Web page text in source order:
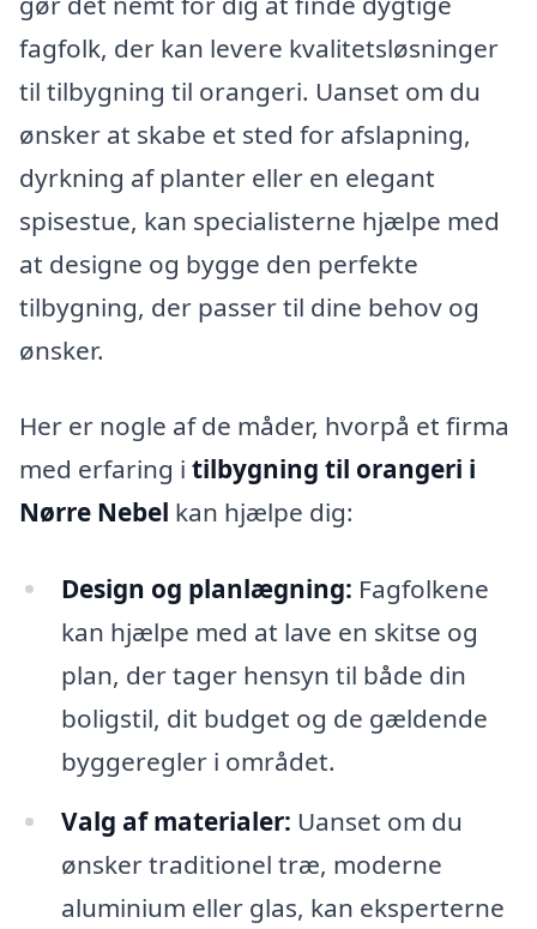
fagfolk, der kan levere kvalitetsløsninger
til tilbygning til orangeri. Uanset om du
ønsker at skabe et sted for afslapning,
dyrkning af planter eller en elegant
spisestue, kan specialisterne hjælpe med
at designe og bygge den perfekte
tilbygning, der passer til dine behov og
ønsker.
Her er nogle af de måder, hvorpå et firma
med erfaring i tilbygning til orangeri i
Nørre Nebel kan hjælpe dig:
Design og planlægning: Fagfolkene
kan hjælpe med at lave en skitse og
plan, der tager hensyn til både din
boligstil, dit budget og de gældende
byggeregler i området.
Valg af materialer: Uanset om du
ønsker traditionel træ, moderne
aluminium eller glas, kan eksperterne